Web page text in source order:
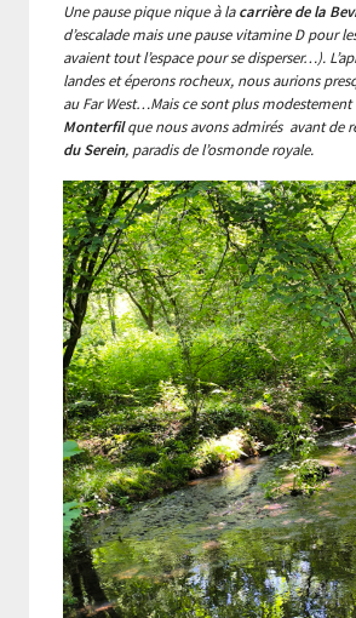
Une pause pique nique à lacarrière de la
d’escalade mais une pause vitamine D pour
avaient tout l’espace pour se disperser…).
landes et éperons rocheux, nous aurions
au Far West…Mais ce sont plus modestement
Monterfilque nous avons admirés avant de
du Serein, paradis de l’osmonde royale.